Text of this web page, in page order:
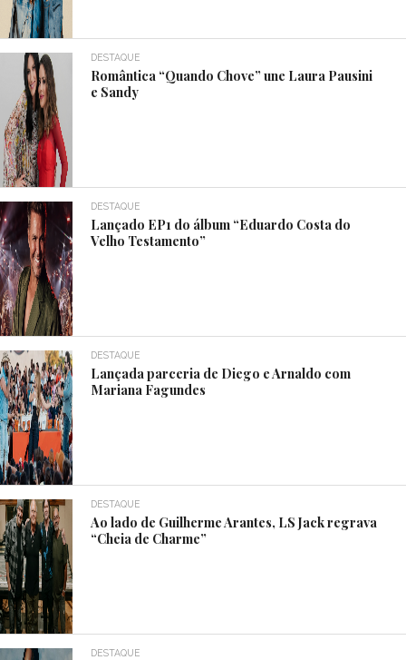
DESTAQUE
Romântica “Quando Chove” une Laura Pausini
e Sandy
DESTAQUE
Lançado EP1 do álbum “Eduardo Costa do
Velho Testamento”
DESTAQUE
Lançada parceria de Diego e Arnaldo com
Mariana Fagundes
DESTAQUE
Ao lado de Guilherme Arantes, LS Jack regrava
“Cheia de Charme”
DESTAQUE